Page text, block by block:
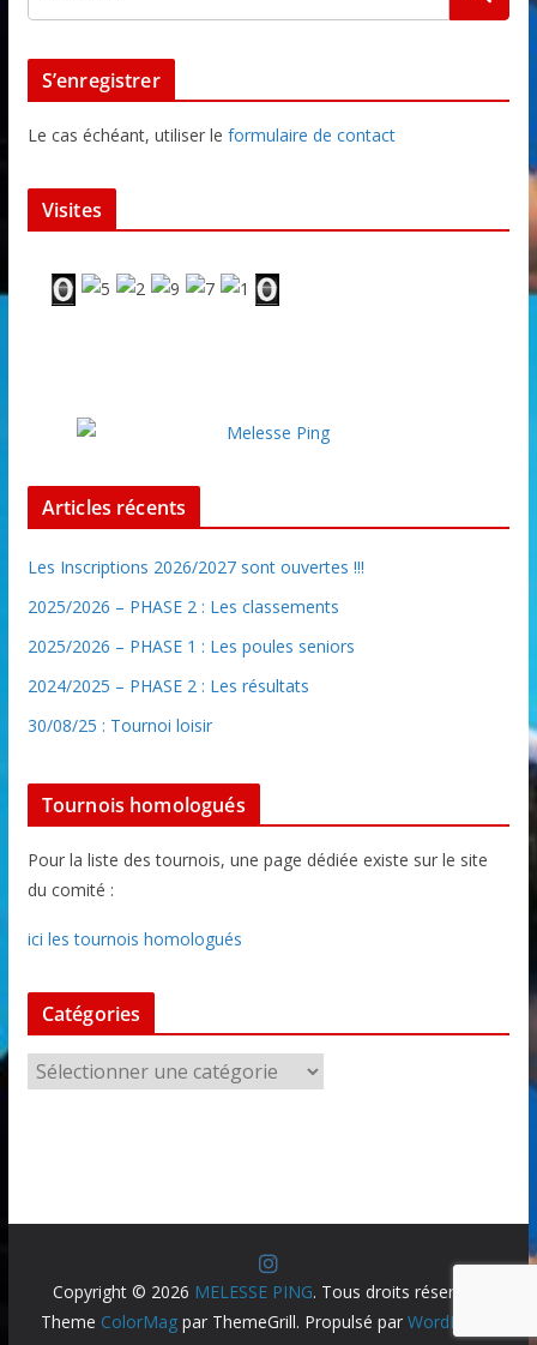
S’enregistrer
Le cas échéant, utiliser le formulaire de contact
Visites
Articles récents
Les Inscriptions 2026/2027 sont ouvertes !!!
2025/2026 – PHASE 2 : Les classements
2025/2026 – PHASE 1 : Les poules seniors
2024/2025 – PHASE 2 : Les résultats
30/08/25 : Tournoi loisir
Tournois homologués
Pour la liste des tournois, une page dédiée existe sur le site
du comité :
ici les tournois homologués
Catégories
a
Copyright © 2026 MELESSE PING. Tous droits réservés.
Theme ColorMagpar ThemeGrill. Propulsé par WordPress